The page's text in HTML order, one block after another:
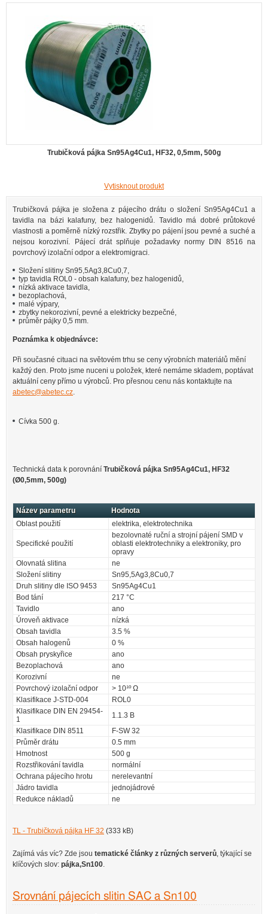
Trubičková pájka Sn95Ag4Cu1, HF32, 0,5mm, 500g
Vytisknout produkt
Trubičková pájka je složena z pájecího drátu o složení Sn95Ag4Cu1 a
tavidla na bázi kalafuny, bez halogenidů. Tavidlo má dobré průtokové
vlastnosti a poměrně nízký rozstřik. Zbytky po pájení jsou pevné a suché a
nejsou korozivní. Pájecí drát splňuje požadavky normy DIN 8516 na
povrchový izolační odpor a elektromigraci.
Složení slitiny Sn95,5Ag3,8Cu0,7,
typ tavidla ROL0 - obsah kalafuny, bez halogenidů,
nízká aktivace tavidla,
bezoplachová,
malé výpary,
zbytky nekorozivní, pevné a elektricky bezpečné,
průměr pájky 0,5 mm.
Poznámka k objednávce:
Při současné cituaci na světovém trhu se ceny výrobních materiálů mění
každý den. Proto jsme nuceni u položek, které nemáme skladem, poptávat
aktuální ceny přímo u výrobců. Pro přesnou cenu nás kontaktujte na
abetec@abetec.cz
Cívka 500 g.
Technická data k porovnání Trubičková pájka Sn95Ag4Cu1, HF32
(Ø0,5mm, 500g)
Název parametru
Hodnota
Oblast použití
elektrika, elektrotechnika
Specifické použití
bezolovnaté ruční a strojní pájení SMD v
oblasti elektrotechniky a elektroniky, pro
opravy
Olovnatá slitina
ne
Složení slitiny
Sn95,5Ag3,8Cu0,7
Druh slitiny dle ISO 9453
Sn95Ag4Cu1
Bod tání
217 °C
Tavidlo
ano
Úroveň aktivace
nízká
Obsah tavidla
3.5 %
Obsah halogenů
0 %
Obsah pryskyřice
ano
Bezoplachová
ano
Korozivní
ne
Povrchový izolační odpor
> 10¹º Ω
Klasifikace J-STD-004
ROL0
Klasifikace DIN EN 29454-
1
1.1.3 B
Klasifikace DIN 8511
F-SW 32
Průměr drátu
0.5 mm
Hmotnost
500 g
Rozstřikování tavidla
normální
Ochrana pájecího hrotu
nerelevantní
Jádro tavidla
jednojádrové
Redukce nákladů
ne
TL - Trubičková pájka HF 32 (333 kB)
Zajímá vás víc? Zde jsou tematické články z různých serverů, týkající se
klíčových slov: pájka,Sn100.
Srovnání pájecích slitin SAC a Sn100